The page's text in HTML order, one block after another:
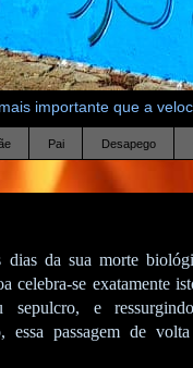
importante que a
Pai Desapego
dias da sua morte
celebra-se exatamente
sepulcro, e
essa passagem de